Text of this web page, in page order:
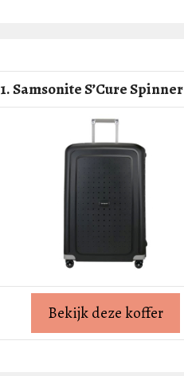
1. Samsonite S’Cure Spinner
Bekijk deze koffer